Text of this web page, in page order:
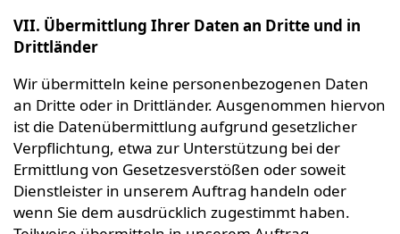
VII. Übermittlung Ihrer Daten an Dritte und in
Drittländer
Wir übermitteln keine personenbezogenen Daten
an Dritte oder in Drittländer. Ausgenommen hiervon
ist die Datenübermittlung aufgrund gesetzlicher
Verpflichtung, etwa zur Unterstützung bei der
Ermittlung von Gesetzesverstößen oder soweit
Dienstleister in unserem Auftrag handeln oder
wenn Sie dem ausdrücklich zugestimmt haben.